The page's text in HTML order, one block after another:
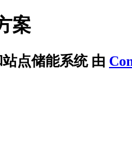
案
点储能系统 由